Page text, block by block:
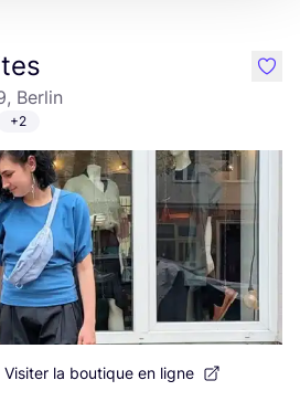
Berlin
+2
Visiter la boutique en ligne
like